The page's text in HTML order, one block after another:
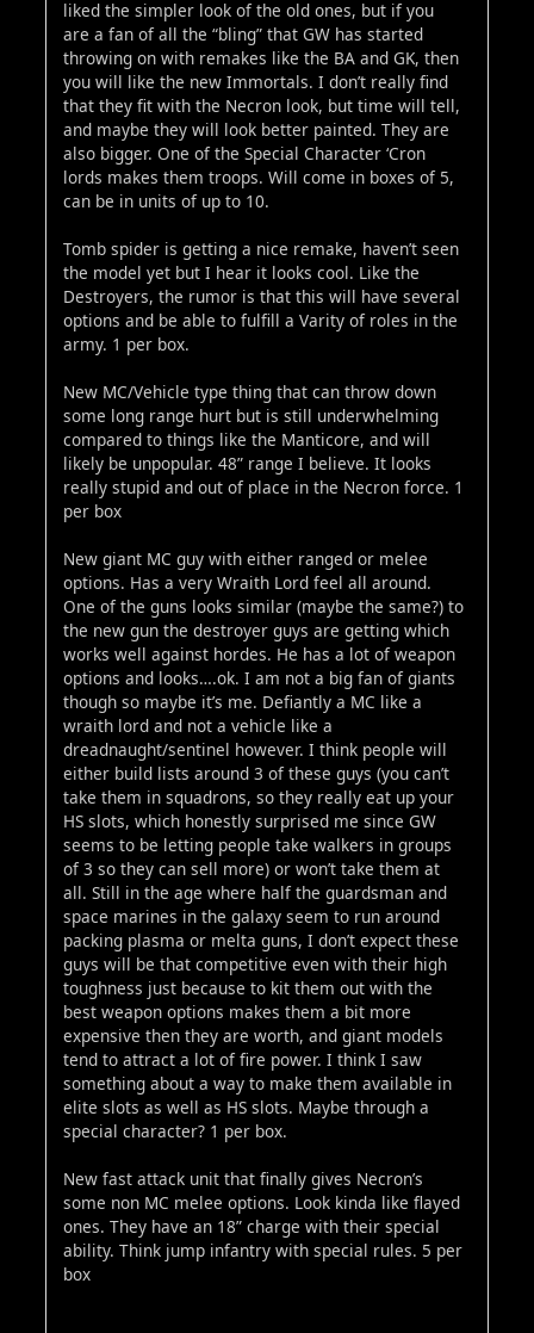
liked the simpler look of the old ones, but if you
are a fan of all the “bling” that GW has started
throwing on with remakes like the BA and GK, then
you will like the new Immortals. I don’t really find
that they fit with the Necron look, but time will tell,
and maybe they will look better painted. They are
also bigger. One of the Special Character ‘Cron
lords makes them troops. Will come in boxes of 5,
can be in units of up to 10.
Tomb spider is getting a nice remake, haven’t seen
the model yet but I hear it looks cool. Like the
Destroyers, the rumor is that this will have several
options and be able to fulfill a Varity of roles in the
army. 1 per box.
New MC/Vehicle type thing that can throw down
some long range hurt but is still underwhelming
compared to things like the Manticore, and will
likely be unpopular. 48” range I believe. It looks
really stupid and out of place in the Necron force. 1
per box
New giant MC guy with either ranged or melee
options. Has a very Wraith Lord feel all around.
One of the guns looks similar (maybe the same?) to
the new gun the destroyer guys are getting which
works well against hordes. He has a lot of weapon
options and looks….ok. I am not a big fan of giants
though so maybe it’s me. Defiantly a MC like a
wraith lord and not a vehicle like a
dreadnaught/sentinel however. I think people will
either build lists around 3 of these guys (you can’t
take them in squadrons, so they really eat up your
HS slots, which honestly surprised me since GW
seems to be letting people take walkers in groups
of 3 so they can sell more) or won’t take them at
all. Still in the age where half the guardsman and
space marines in the galaxy seem to run around
packing plasma or melta guns, I don’t expect these
guys will be that competitive even with their high
toughness just because to kit them out with the
best weapon options makes them a bit more
expensive then they are worth, and giant models
tend to attract a lot of fire power. I think I saw
something about a way to make them available in
elite slots as well as HS slots. Maybe through a
special character? 1 per box.
New fast attack unit that finally gives Necron’s
some non MC melee options. Look kinda like flayed
ones. They have an 18” charge with their special
ability. Think jump infantry with special rules. 5 per
box